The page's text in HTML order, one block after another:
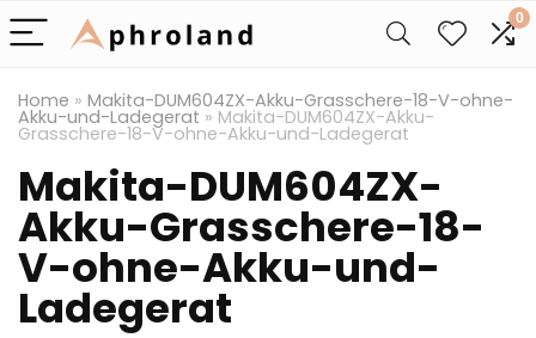
0
Home » Makita-DUM604ZX-Akku-Grasschere-18-V-ohne-
Akku-und-Ladegerat » Makita-DUM604ZX-Akku-
Grasschere-18-V-ohne-Akku-und-Ladegerat
Makita-DUM604ZX-
Akku-Grasschere-18-
V-ohne-Akku-und-
Ladegerat